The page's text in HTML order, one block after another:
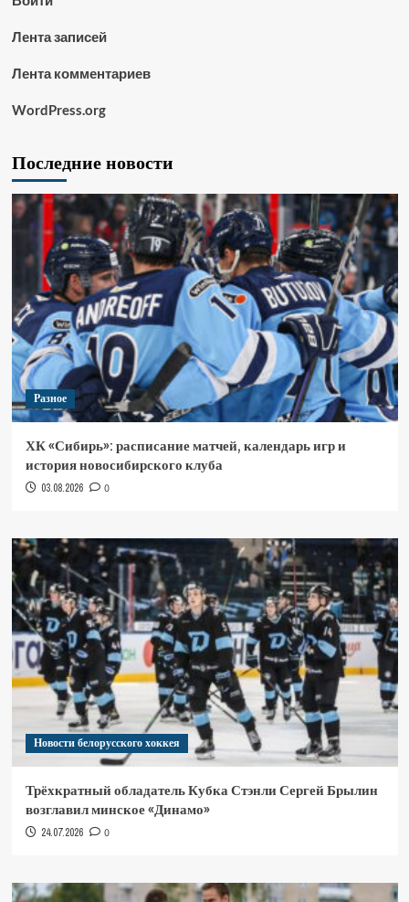
Лента записей
Лента комментариев
WordPress.org
Последние новости
Разное
ХК «Сибирь»: расписание матчей, календарь игр и
история новосибирского клуба
03.08.2026 0
Новости белорусского хоккея
Трёхкратный обладатель Кубка Стэнли Сергей Брылин
возглавил минское «Динамо»
24.07.2026 0